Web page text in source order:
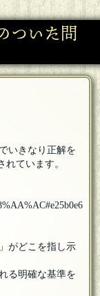
ついた問
いきなり正解を
ています。
がどこを指し示
る明確な基準を